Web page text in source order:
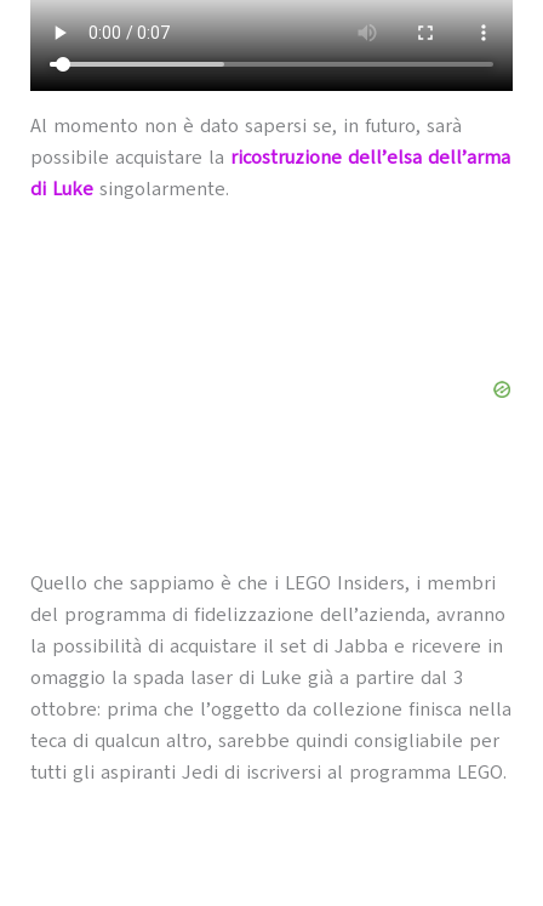
Al momento non è dato sapersi se, in futuro, sarà
possibile acquistare la ricostruzione dell’elsa dell’arma
di Lukesingolarmente.
Quello che sappiamo è che i LEGO Insiders, i membri
del programma di fidelizzazione dell’azienda, avranno
la possibilità di acquistare il set di Jabba e ricevere in
omaggio la spada laser di Luke già a partire dal 3
ottobre: prima che l’oggetto da collezione finisca nella
teca di qualcun altro, sarebbe quindi consigliabile per
tutti gli aspiranti Jedi di iscriversi al programma LEGO.